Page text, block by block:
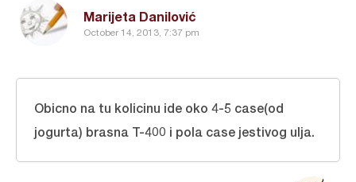
Marijeta Danilović
October 14, 2013, 7:37 pm
Obicno na tu kolicinu ide oko 4-5 case(od
jogurta) brasna T-400 i pola case jestivog ulja.